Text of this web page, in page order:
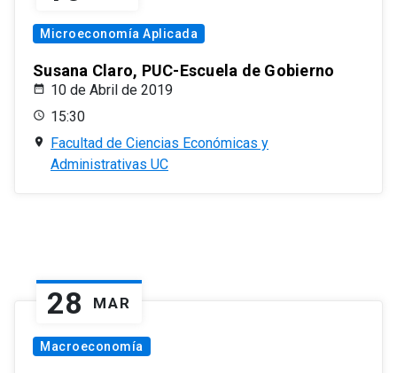
Microeconomía Aplicada
Susana Claro, PUC-Escuela de Gobierno
10 de Abril de 2019
15:30
Facultad de Ciencias Económicas y
Administrativas UC
28 MAR
Macroeconomía